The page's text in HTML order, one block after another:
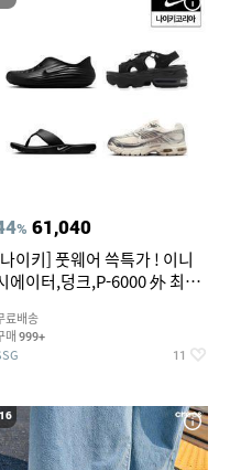
% 61,040
이키] 풋웨어 쓱특가 ! 이니
에이터,덩크,P-6000 外 최대
료배송
매 999+
11
16